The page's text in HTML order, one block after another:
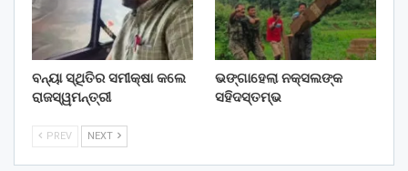
ବନ୍ୟା ସ୍ଥିତିର ସମୀକ୍ଷା କଲେ
ରାଜସ୍ୱମନ୍ତ୍ରୀ
ଭଙ୍ଗାହେଲା ନକ୍ସଲଙ୍କ
ସହିଦସ୍ତମ୍ଭ
PREV NEXT